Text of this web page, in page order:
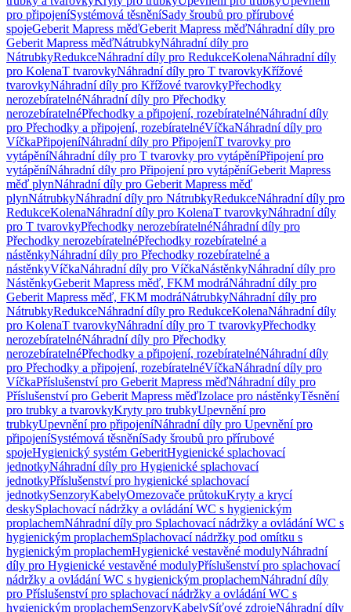
pro připojeníSystémová těsněníSady šroubů pro přírubové
spojeGeberit Mapress měďGeberit Mapress měďNáhradní díly pro
Geberit Mapress měďNátrubkyNáhradní díly pro
NátrubkyRedukceNáhradní díly pro RedukceKolenaNáhradní díly
pro KolenaT tvarovkyNáhradní díly pro T tvarovkyKřížové
tvarovkyNáhradní díly pro Křížové tvarovkyPřechodky
nerozebíratelnéNáhradní díly pro Přechodky
nerozebíratelnéPřechodky a připojení, rozebíratelnéNáhradní díly
pro Přechodky a připojení, rozebíratelnéVíčkaNáhradní díly pro
VíčkaPřipojeníNáhradní díly pro PřipojeníT tvarovky pro
vytápěníNáhradní díly pro T tvarovky pro vytápěníPřipojení pro
vytápěníNáhradní díly pro Připojení pro vytápěníGeberit Mapress
měď plynNáhradní díly pro Geberit Mapress měď
plynNátrubkyNáhradní díly pro NátrubkyRedukceNáhradní díly pro
RedukceKolenaNáhradní díly pro KolenaT tvarovkyNáhradní díly
pro T tvarovkyPřechodky nerozebíratelnéNáhradní díly pro
Přechodky nerozebíratelnéPřechodky rozebíratelné a
nástěnkyNáhradní díly pro Přechodky rozebíratelné a
nástěnkyVíčkaNáhradní díly pro VíčkaNástěnkyNáhradní díly pro
NástěnkyGeberit Mapress měď, FKM modráNáhradní díly pro
Geberit Mapress měď, FKM modráNátrubkyNáhradní díly pro
NátrubkyRedukceNáhradní díly pro RedukceKolenaNáhradní díly
pro KolenaT tvarovkyNáhradní díly pro T tvarovkyPřechodky
nerozebíratelnéNáhradní díly pro Přechodky
nerozebíratelnéPřechodky a připojení, rozebíratelnéNáhradní díly
pro Přechodky a připojení, rozebíratelnéVíčkaNáhradní díly pro
VíčkaPříslušenství pro Geberit Mapress měďNáhradní díly pro
Příslušenství pro Geberit Mapress měďIzolace pro nástěnkyTěsnění
pro trubky a tvarovkyKryty pro trubkyUpevnění pro
trubkyUpevnění pro připojeníNáhradní díly pro Upevnění pro
připojeníSystémová těsněníSady šroubů pro přírubové
spojeHygienický systém GeberitHygienické splachovací
jednotkyNáhradní díly pro Hygienické splachovací
jednotkyPříslušenství pro hygienické splachovací
jednotkySenzoryKabelyOmezovače průtokuKryty a krycí
deskySplachovací nádržky a ovládání WC s hygienickým
proplachemNáhradní díly pro Splachovací nádržky a ovládání WC s
hygienickým proplachemSplachovací nádržky pod omítku s
hygienickým proplachemHygienické vestavěné modulyNáhradní
díly pro Hygienické vestavěné modulyPříslušenství pro splachovací
nádržky a ovládání WC s hygienickým proplachemNáhradní díly
pro Příslušenství pro splachovací nádržky a ovládání WC s
hygienickým proplachemSenzoryKabelySíťové zdrojeNáhradní díly